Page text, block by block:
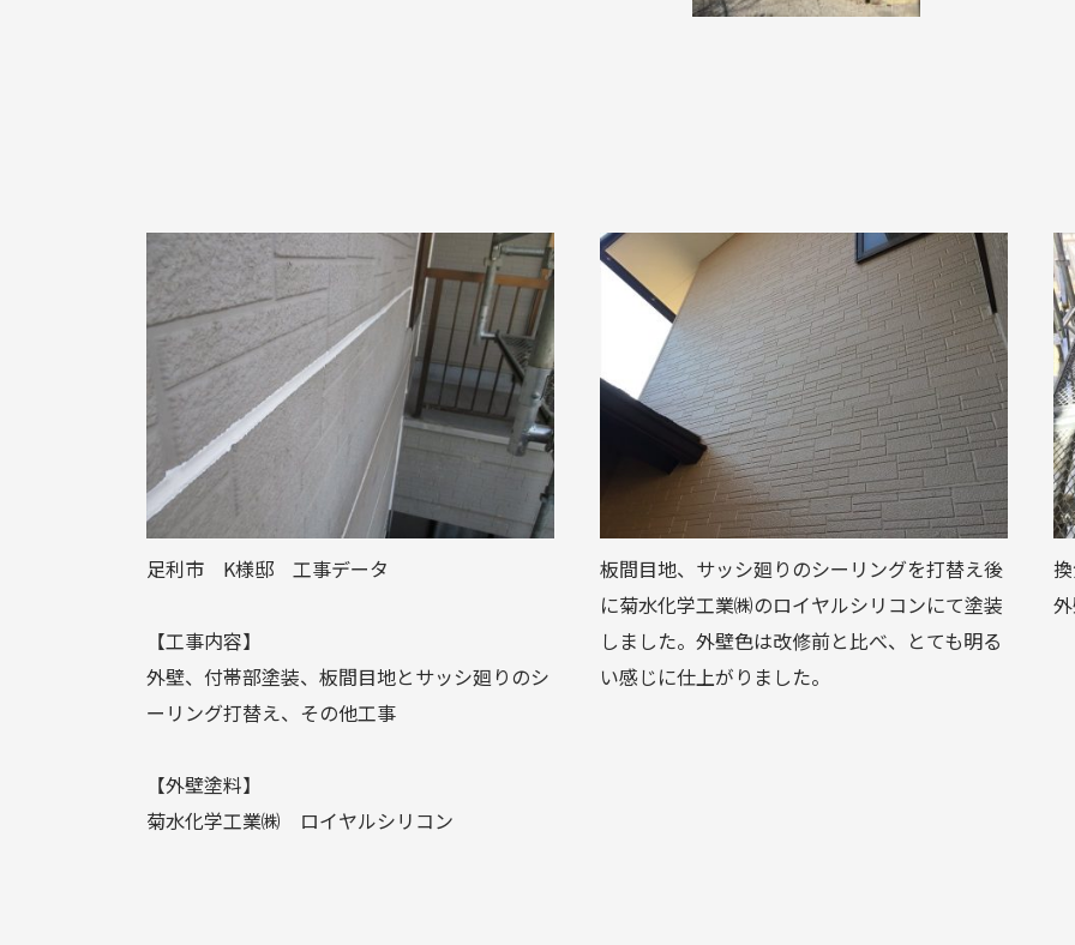
足利市 K様邸 工事データ
【工事内容】
外壁、付帯部塗装、板間目地とサッシ廻りのシ
ーリング打替え、その他工事
【外壁塗料】
菊水化学工業㈱ ロイヤルシリコン
板間目地、サッシ廻りのシーリングを打替え後
に菊水化学工業㈱のロイヤルシリコンにて塗装
しました。外壁色は改修前と比べ、とても明る
い感じに仕上がりました。